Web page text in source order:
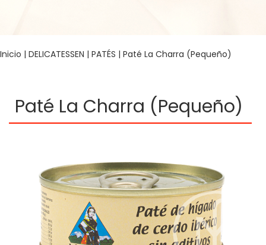
Inicio | DELICATESSEN | PATÉS | Paté La Charra (Pequeño)
Paté La Charra (Pequeño)